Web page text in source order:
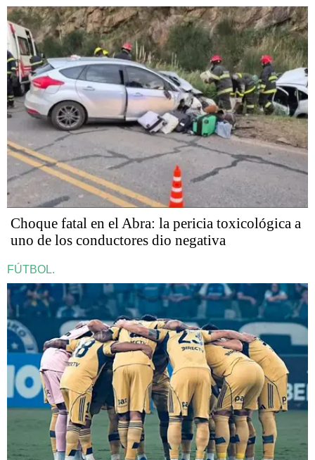
Choque fatal en el Abra: la pericia toxicológica a
uno de los conductores dio negativa
FÚTBOL.